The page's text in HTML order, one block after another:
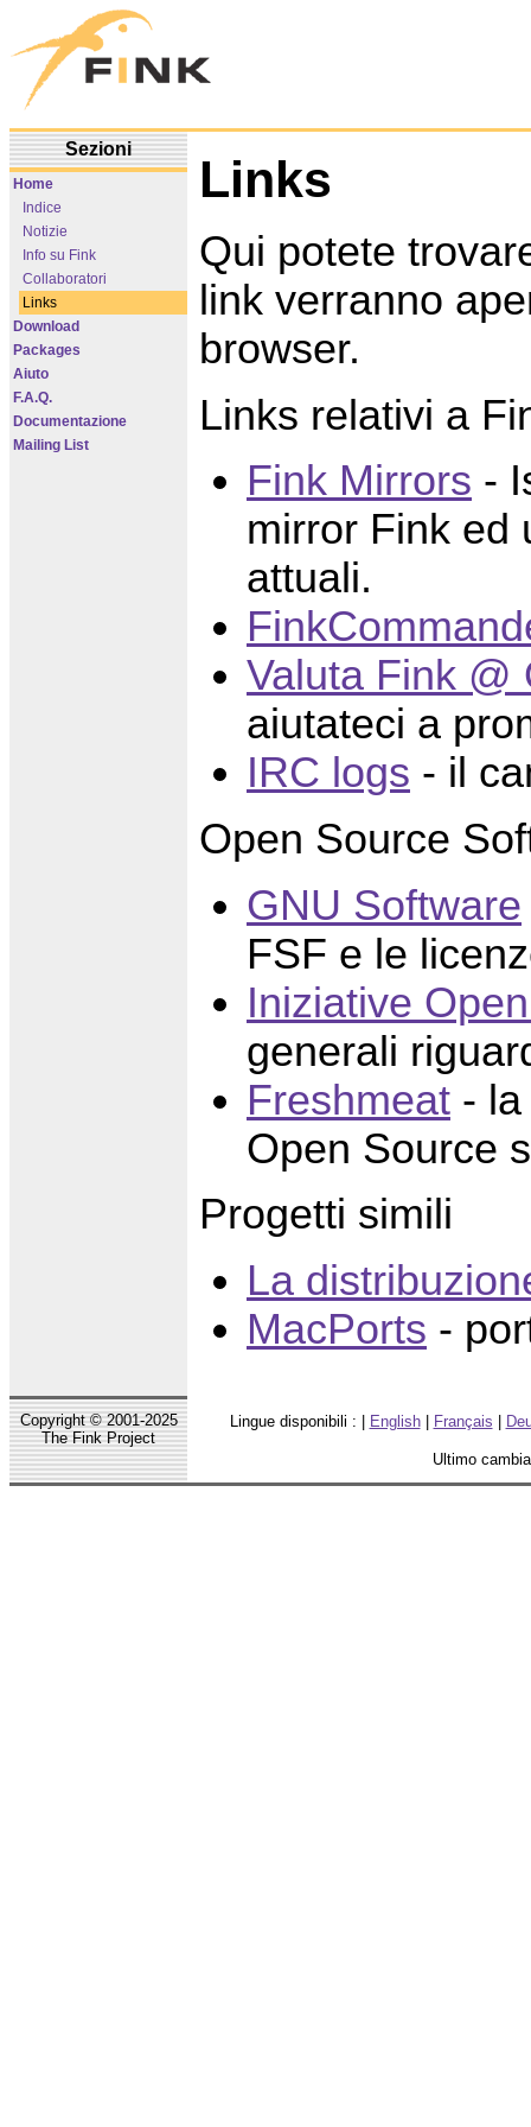
Sezioni
Home
Indice
Notizie
Info su Fink
Collaboratori
Links
Download
Packages
Aiuto
F.A.Q.
Documentazione
Mailing List
Links
Qui potete
link verranno
browser.
Links relativi a
Fink Mirrors -
mirror Fink ed
attuali.
Valuta Fink @
aiutateci a
IRC logs - il
Open Source
GNU Software
FSF e le
Iniziative
generali
Freshmeat -
Open Source
Progetti simili
La
MacPorts -
Copyright © 2001-2025
The Fink Project
Lingue disponibili : | English| Français
Ultimo